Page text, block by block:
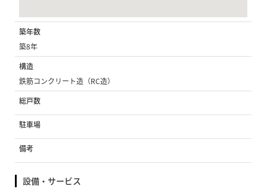
築年数
築8年
構造
鉄筋コンクリート造（RC造）
総戸数
駐車場
備考
設備・サービス